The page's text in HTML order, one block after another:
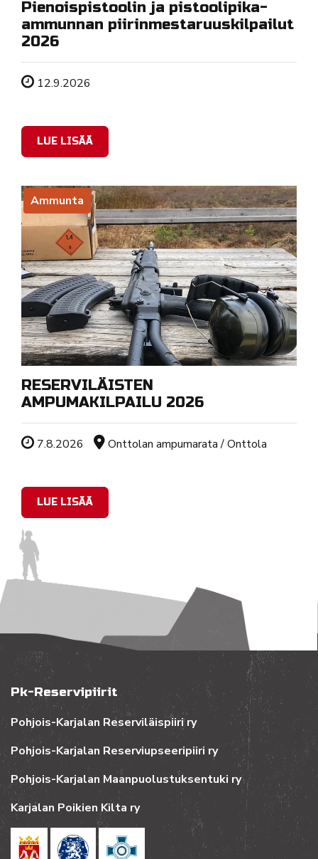
Pienoispistoolin ja pistoolipika-
ammunnan piirinmestaruuskilpailut
2026
Tapahtuman ajankohta
12.9.2026
LUE LISÄÄ
Ammunta
RESERVILÄISTEN
AMPUMAKILPAILU 2026
Tapahtuman ajankohta
7.8.2026 Sijainti
Onttolan ampumarata / Onttola
LUE LISÄÄ
Pk-Reservipiirit
Pohjois-Karjalan Reserviläispiiri ry
Pohjois-Karjalan Reserviupseeripiiri ry
Pohjois-Karjalan Maanpuolustuksentuki ry
Karjalan Poikien Kilta ry